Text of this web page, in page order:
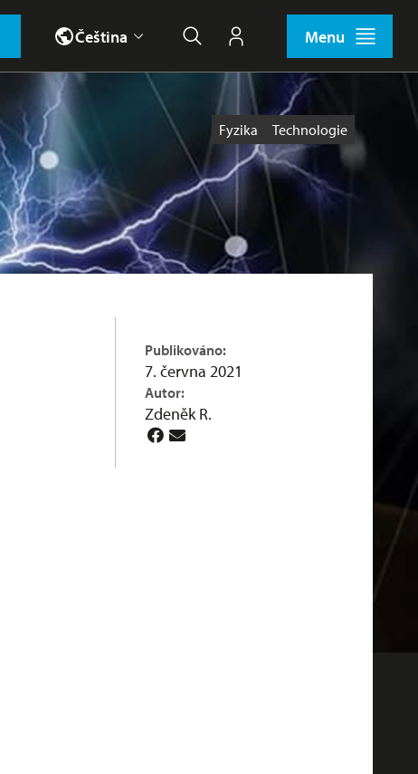
Čeština Hledat Můj účet Menu
Štítky
Fyzika Technologie
Publikováno:
7. června 2021
Autor:
Zdeněk R.